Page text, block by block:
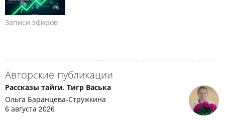
Записи эфиров
Авторские публикации
Рассказы тайги. Тигр Васька
Ольга Баранцева-Стружкина
6 августа 2026